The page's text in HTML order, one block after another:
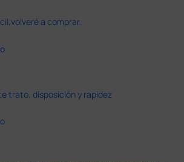
a comprar.
trato, disposición y rapidez